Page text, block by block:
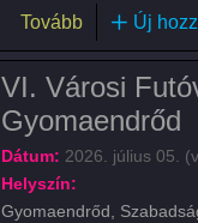
Tovább Új
VI. Városi
Gyomaendrőd
Dátum: 2026. július 05.
Helyszín:
Gyomaendrőd,